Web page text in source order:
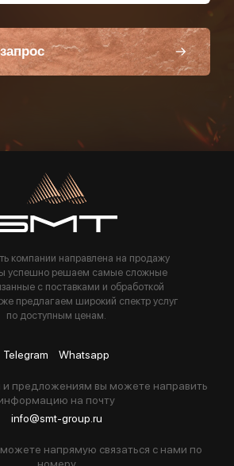
вы соглашаетесь с политикой компании
компании направлена на продажу
успешно решаем самые сложные
с поставками и обработкой
предлагаем широкий спектр услуг
по доступным ценам.
Telegram Whatsapp
и предложениям вы можете направить
на почту
info@smt-group.ru
напрямую связаться с нами по